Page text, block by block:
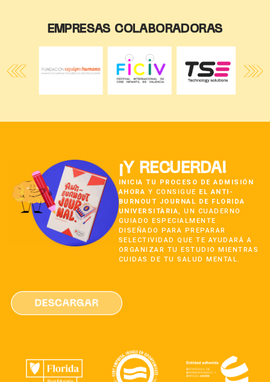
EMPRESAS COLABORADORAS
¡Y RECUERDA!
INICIA TU PROCESO DE ADMISIÓN
AHORA Y CONSIGUE EL ANTI-
BURNOUT JOURNAL DE FLORIDA
UNIVERSITÀRIA, UN CUADERNO
GUIADO ESPECIALMENTE
DISEÑADO PARA PREPARAR
SELECTIVIDAD QUE TE AYUDARÁ A
ORGANIZAR TU ESTUDIO MIENTRAS
CUIDAS DE TU SALUD MENTAL.